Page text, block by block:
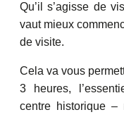
Qu’il s’agisse de
vaut mieux
de visite.
Cela va vous
3 heures,
centre historique –